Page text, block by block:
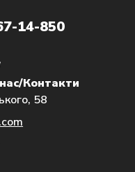
14-850
/Контакти
58